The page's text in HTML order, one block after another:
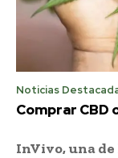
Noticias
Comprar CBD
InVivo, una